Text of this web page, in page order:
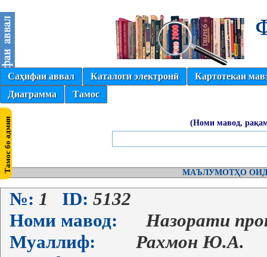
Саҳифаи аввал Каталоги электронӣ
Картотекаи
Диаграмма
Тамос
(Номи мавод,
МАЪЛУМОТҲО
№: 1 ID: 5132
Номи мавод:
Назорати
Муаллиф:
Рахмон Ю.А.